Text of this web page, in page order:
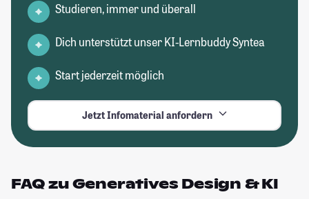
Studieren, immer und überall
Dich unterstützt unser KI-Lernbuddy Syntea
Start jederzeit möglich
Jetzt Infomaterial anfordern
FAQ zu Generatives Design & KI